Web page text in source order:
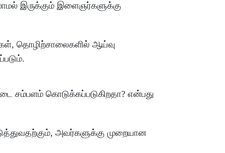
இருக்கும் இளைஞர்களுக்கு
தொழிற்சாலைகளில் ஆய்வு
சம்பளம் கொடுக்கப்படுகிறதா? என்பது
அவர்களுக்கு முறையான